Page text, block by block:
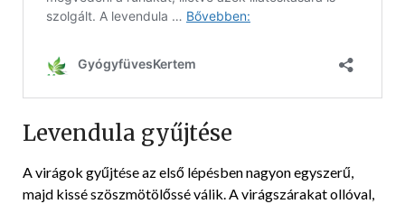
Levendula gyűjtése
A virágok gyűjtése az első lépésben nagyon egyszerű,
majd kissé szöszmötölőssé válik. A virágszárakat ollóval,